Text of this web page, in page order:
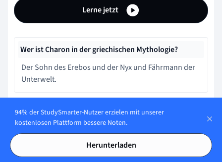
Lerne jetzt
Wer ist Charon in der griechischen Mythologie?
Der Sohn des Erebos und der Nyx und Fährmann der
Unterwelt.
Was ist Charons Hauptaufgabe in der griechischen
Mythologie?
Er überwacht die Tore des Olymp.
94% der StudySmarter-Nutzer erzielen mit unserer
kostenlosen Plattform bessere Noten.
Herunterladen